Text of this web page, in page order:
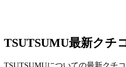
TSUTSUMU最新クチ
TSUTSUMUについての最新クチ